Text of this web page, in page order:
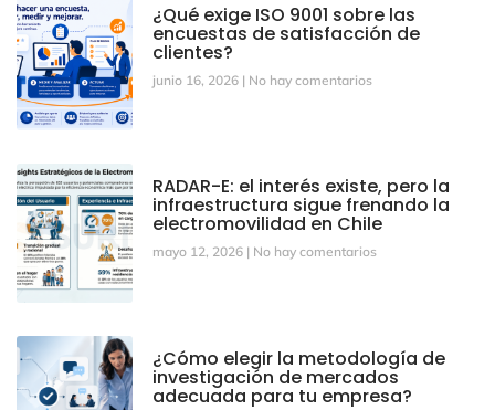
¿Qué exige ISO 9001 sobre las
encuestas de satisfacción de
clientes?
junio 16, 2026 No hay comentarios
RADAR-E: el interés existe, pero la
infraestructura sigue frenando la
electromovilidad en Chile
mayo 12, 2026 No hay comentarios
¿Cómo elegir la metodología de
investigación de mercados
adecuada para tu empresa?